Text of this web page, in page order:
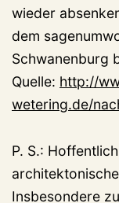
wieder
dem
Schwanenburg
Quelle: http://
wetering.de/
P. S.:
Insbesondere